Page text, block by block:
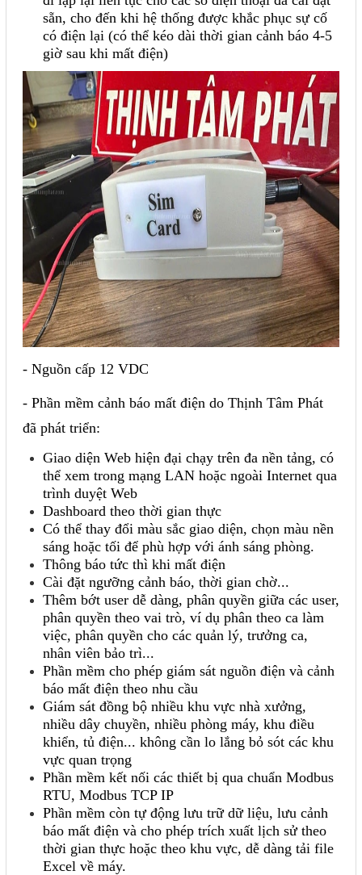
sẵn, cho đến khi hệ thống được khắc phục sự cố
có điện lại (có thể kéo dài thời gian cảnh báo 4-5
giờ sau khi mất điện)
- Nguồn cấp 12 VDC
- Phần mềm cảnh báo mất điện do Thịnh Tâm Phát
đã phát triển:
Giao diện Web hiện đại chạy trên đa nền tảng, có
thể xem trong mạng LAN hoặc ngoài Internet qua
trình duyệt Web
Dashboard theo thời gian thực
Có thể thay đổi màu sắc giao diện, chọn màu nền
sáng hoặc tối để phù hợp với ánh sáng phòng.
Thông báo tức thì khi mất điện
Cài đặt ngưỡng cảnh báo, thời gian chờ...
Thêm bớt user dễ dàng, phân quyền giữa các user,
phân quyền theo vai trò, ví dụ phân theo ca làm
việc, phân quyền cho các quản lý, trưởng ca,
nhân viên bảo trì...
Phần mềm cho phép giám sát nguồn điện và cảnh
báo mất điện theo nhu cầu
Giám sát đồng bộ nhiều khu vực nhà xưởng,
nhiều dây chuyền, nhiều phòng máy, khu điều
khiển, tủ điện... không cần lo lắng bỏ sót các khu
vực quan trọng
Phần mềm kết nối các thiết bị qua chuẩn Modbus
RTU, Modbus TCP IP
Phần mềm còn tự động lưu trữ dữ liệu, lưu cảnh
báo mất điện và cho phép trích xuất lịch sử theo
thời gian thực hoặc theo khu vực, dễ dàng tải file
Excel về máy.
Mail
COPYRIGHT 2018. ALL RIGHTS RESERVED